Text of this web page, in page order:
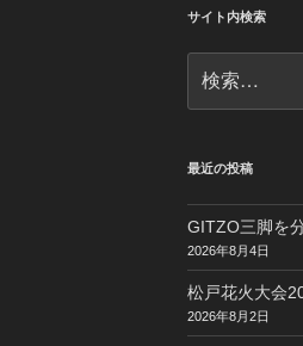
サイト内検索
索:
最近の投稿
GITZO三脚を
2026年8月4日
松戸花火大会
2026年8月2日